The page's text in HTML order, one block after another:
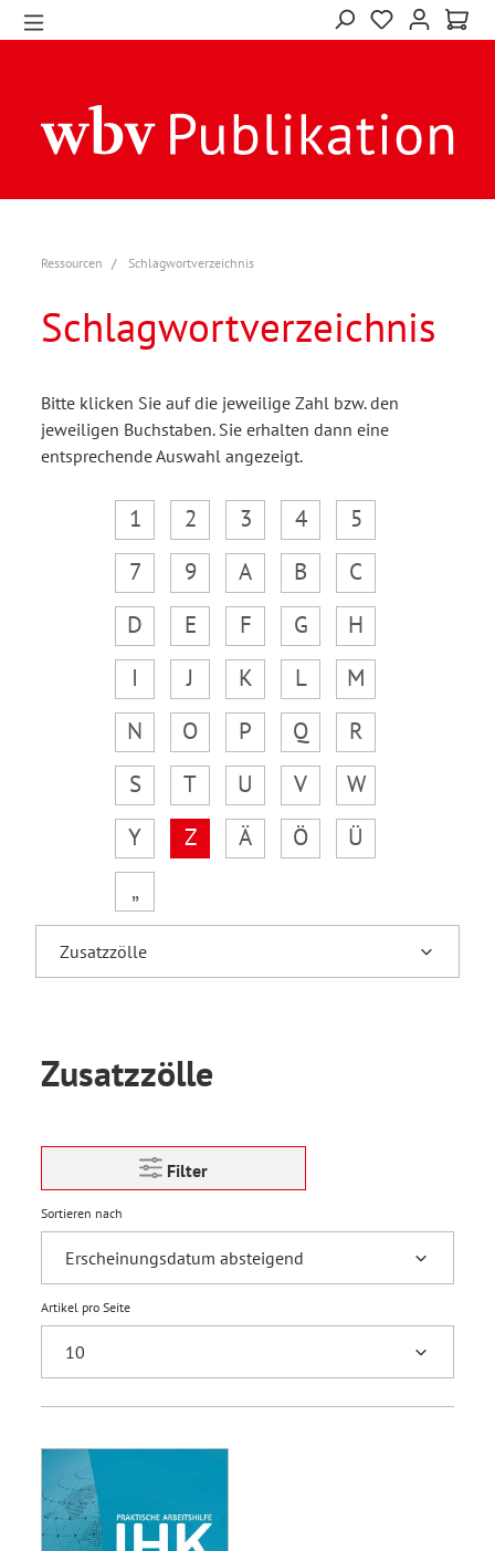
Ressourcen Schlagwortverzeichnis
Schlagwortverzeichnis
Bitte klicken Sie auf die jeweilige Zahl bzw. den
jeweiligen Buchstaben. Sie erhalten dann eine
entsprechende Auswahl angezeigt.
1 2 3 4
5
7
9 A B
C
D
E F G
H
I
J K L
M
N
O P Q
R
S
T U V
W
Y
Z Ä Ö
Ü
„
Zusatzzölle
Filter
Sortieren nach
Artikel pro Seite